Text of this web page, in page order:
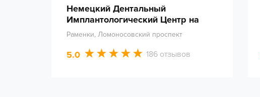
Немецкий Дентальный
Имплантологический Центр на
Мичуринском проспекте
Раменки, Ломоносовский проспект
5.0 186 отзывов